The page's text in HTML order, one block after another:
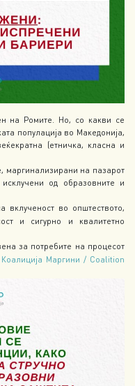
на Ромите. Но, со какви се
популација во Македонија,
(етничка, класна и
маргинализирани на пазарот
од образовните и
вклученост во општеството,
и сигурно и квалитетно
за потребите на процесот
Коалиција Маргини / Coalition